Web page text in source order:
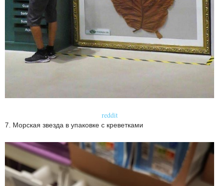
reddit
7. Морская звезда в упаковке с креветками